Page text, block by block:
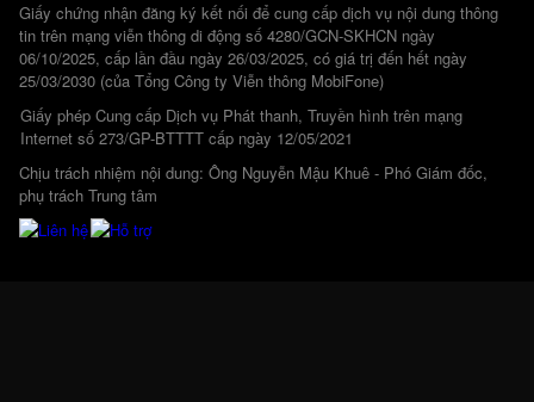
Giấy chứng nhận đăng ký kết nối để cung cấp dịch vụ nội dung thông
tin trên mạng viễn thông di động số 4280/GCN-SKHCN ngày
06/10/2025, cấp lần đầu ngày 26/03/2025, có giá trị đến hết ngày
25/03/2030 (của Tổng Công ty Viễn thông MobiFone)
Giấy phép Cung cấp Dịch vụ Phát thanh, Truyền hình trên mạng
Internet số 273/GP-BTTTT cấp ngày 12/05/2021
Chịu trách nhiệm nội dung: Ông Nguyễn Mậu Khuê - Phó Giám đốc,
phụ trách Trung tâm